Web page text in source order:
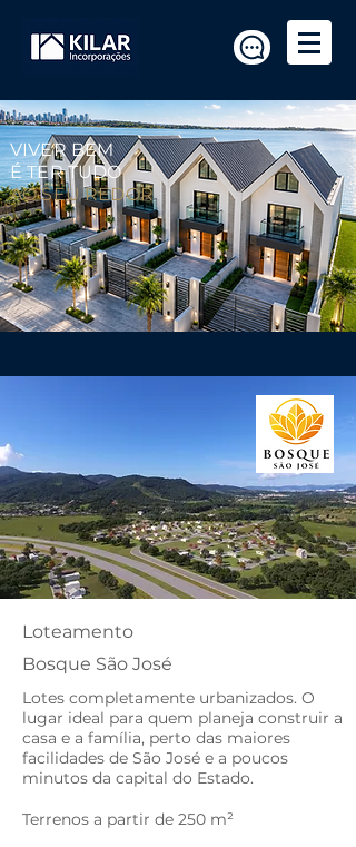
VIVER BEM
É TER TUDO
AO SEU REDOR
Loteamento
Bosque São José
Lotes completamente urbanizados. O
lugar ideal para quem planeja construir a
casa e a família, perto das maiores
facilidades de São José e a poucos
minutos da capital do Estado.
Terrenos a partir de 250 m²